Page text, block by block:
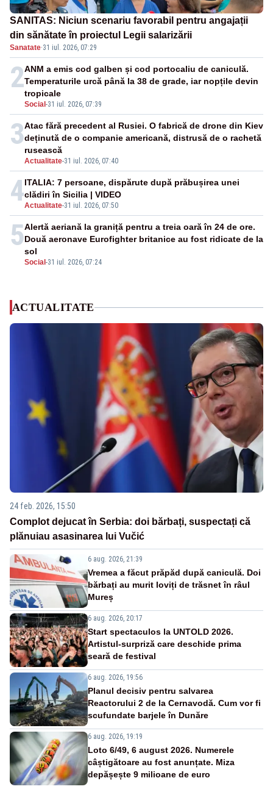
SANITAS: Niciun scenariu favorabil pentru angajații
din sănătate în proiectul Legii salarizării
Sanatate·31 iul. 2026, 07:29
2
Social -31 iul. 2026, 07:39
ANM a emis cod galben și cod portocaliu de caniculă.
Temperaturile urcă până la 38 de grade, iar nopțile devin
tropicale
3
Actualitate-31 iul. 2026, 07:40
Atac fără precedent al Rusiei. O fabrică de drone din Kiev
deținută de o companie americană, distrusă de o rachetă
rusească
4Actualitate-31 iul. 2026, 07:50
ITALIA: 7 persoane, dispărute după prăbușirea unei
clădiri în Sicilia | VIDEO
5
Social -31 iul. 2026, 07:24
Alertă aeriană la graniță pentru a treia oară în 24 de ore.
Două aeronave Eurofighter britanice au fost ridicate de la
sol
ACTUALITATE
24 feb. 2026, 15:50
Complot dejucat în Serbia: doi bărbați, suspectați că
plănuiau asasinarea lui Vučić
6 aug. 2026, 21:39
Vremea a făcut prăpăd după caniculă. Doi
bărbați au murit loviți de trăsnet în râul
Mureș
6 aug. 2026, 20:17
Start spectaculos la UNTOLD 2026.
Artistul-surpriză care deschide prima
seară de festival
6 aug. 2026, 19:56
Planul decisiv pentru salvarea
Reactorului 2 de la Cernavodă. Cum vor fi
scufundate barjele în Dunăre
6 aug. 2026, 19:19
Loto 6/49, 6 august 2026. Numerele
câștigătoare au fost anunțate. Miza
depășește 9 milioane de euro